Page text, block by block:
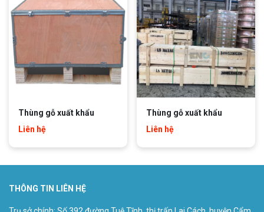
Thùng gỗ xuất khẩu
Liên hệ
Thùng gỗ xuất khẩu
Liên hệ
THÔNG TIN LIÊN HỆ